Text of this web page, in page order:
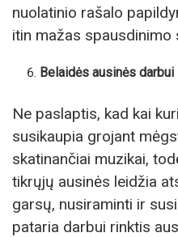
nuolatinio rašalo
itin mažas spausdinimo
Belaidės ausinės
Ne paslaptis, kad kai
susikaupia grojant
skatinančiai muzikai,
tikrųjų ausinės leidžia
garsų, nusiraminti ir
pataria darbui rinktis